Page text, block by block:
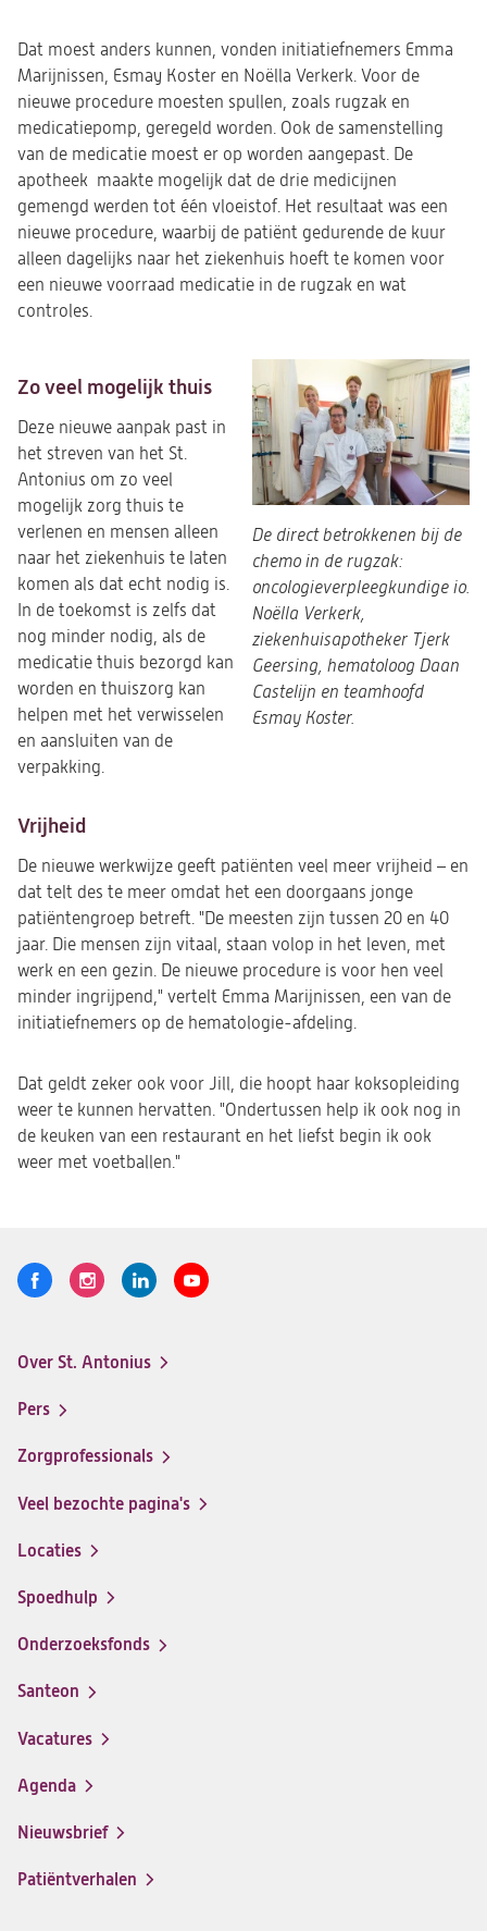
Dat moest anders kunnen, vonden initiatiefnemers Emma
Marijnissen, Esmay Koster en Noëlla Verkerk. Voor de
nieuwe procedure moesten spullen, zoals rugzak en
medicatiepomp, geregeld worden. Ook de samenstelling
van de medicatie moest er op worden aangepast. De
apotheek maakte mogelijk dat de drie medicijnen
gemengd werden tot één vloeistof. Het resultaat was een
nieuwe procedure, waarbij de patiënt gedurende de kuur
alleen dagelijks naar het ziekenhuis hoeft te komen voor
een nieuwe voorraad medicatie in de rugzak en wat
controles.
De direct betrokkenen bij de
chemo in de rugzak:
oncologieverpleegkundige io.
Noëlla Verkerk,
ziekenhuisapotheker Tjerk
Geersing, hematoloog Daan
Castelijn en teamhoofd
Esmay Koster.
Zo veel mogelijk thuis
Deze nieuwe aanpak past in
het streven van het St.
Antonius om zo veel
mogelijk zorg thuis te
verlenen en mensen alleen
naar het ziekenhuis te laten
komen als dat echt nodig is.
In de toekomst is zelfs dat
nog minder nodig, als de
medicatie thuis bezorgd kan
worden en thuiszorg kan
helpen met het verwisselen
en aansluiten van de
verpakking.
Vrijheid
De nieuwe werkwijze geeft patiënten veel meer vrijheid – en
dat telt des te meer omdat het een doorgaans jonge
patiëntengroep betreft. "De meesten zijn tussen 20 en 40
jaar. Die mensen zijn vitaal, staan volop in het leven, met
werk en een gezin. De nieuwe procedure is voor hen veel
minder ingrijpend," vertelt Emma Marijnissen, een van de
initiatiefnemers op de hematologie-afdeling.
Dat geldt zeker ook voor Jill, die hoopt haar koksopleiding
weer te kunnen hervatten. "Ondertussen help ik ook nog in
de keuken van een restaurant en het liefst begin ik ook
weer met voetballen."
Volg
Logo
een
ziekenhuis
op
Logo
een
op
Logo
een
op
Logo
menu
Over St. Antonius
Pers
Zorgprofessionals
Veel bezochte pagina's
Locaties
Spoedhulp
Onderzoeksfonds
Santeon
(opent
in
nieuwe
Vacatures
(opent
in
nieuwe
Agenda
Nieuwsbrief
Patiëntverhalen